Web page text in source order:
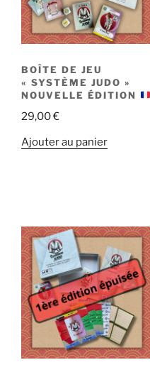
BOÎTE DE JEU
« SYSTÈME JUDO »
NOUVELLE ÉDITION
29,00€
Ajouter au panier